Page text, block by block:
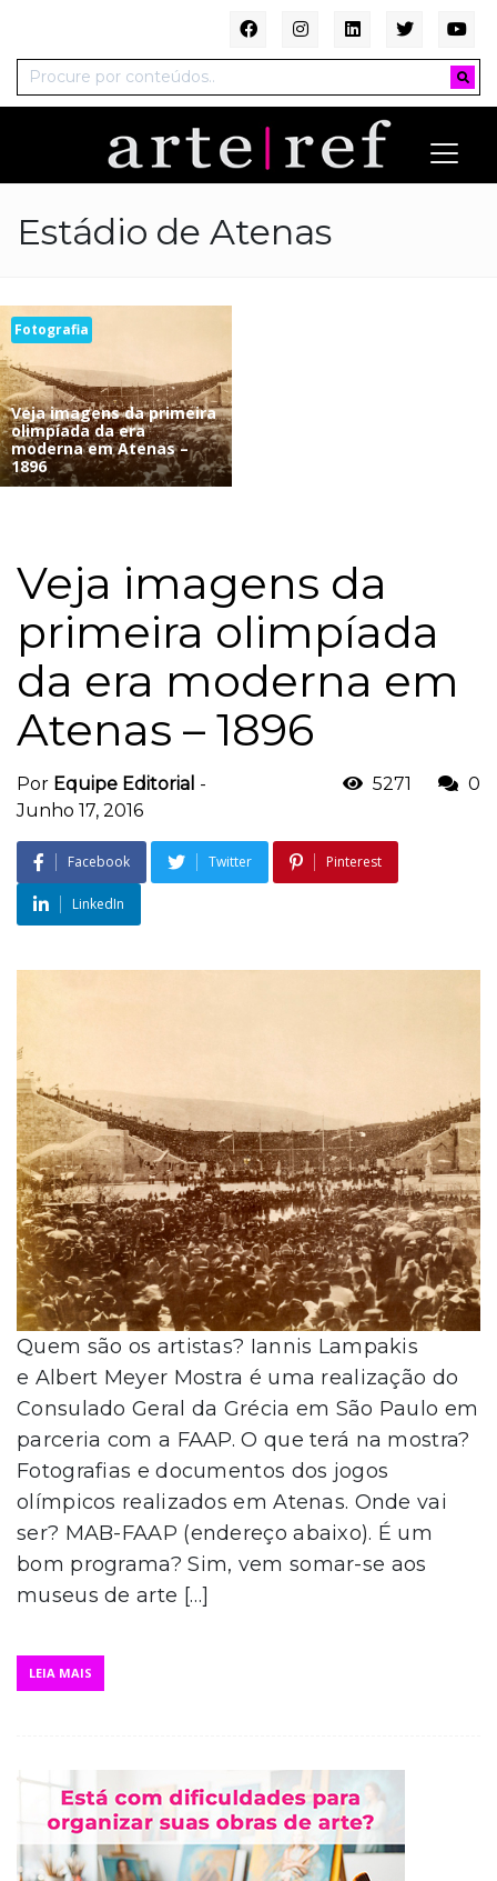
Estádio de Atenas
Fotografia
Veja imagens da primeira
olimpíada da era
moderna em Atenas –
1896
Veja imagens da
primeira olimpíada
da era moderna em
Atenas – 1896
Por Equipe Editorial -
Junho 17, 2016
5271 0
Facebook Twitter Pinterest
LinkedIn
Quem são os artistas? Iannis Lampakis
e Albert Meyer Mostra é uma realização do
Consulado Geral da Grécia em São Paulo em
parceria com a FAAP. O que terá na mostra?
Fotografias e documentos dos jogos
olímpicos realizados em Atenas. Onde vai
ser? MAB-FAAP (endereço abaixo). É um
bom programa? Sim, vem somar-se aos
museus de arte […]
LEIA MAIS